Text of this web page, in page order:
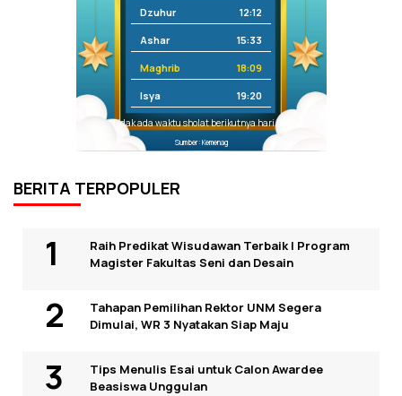
Dzuhur 12:12
Ashar 15:33
Maghrib 18:09
Isya 19:20
Tidak ada waktu sholat berikutnya hari ini.
Sumber: Kemenag
BERITA TERPOPULER
Raih Predikat Wisudawan Terbaik I Program
Magister Fakultas Seni dan Desain
Tahapan Pemilihan Rektor UNM Segera
Dimulai, WR 3 Nyatakan Siap Maju
Tips Menulis Esai untuk Calon Awardee
Beasiswa Unggulan